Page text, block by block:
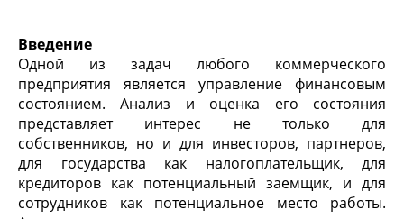
Введение
Одной из задач любого коммерческого
предприятия является управление финансовым
состоянием. Анализ и оценка его состояния
представляет интерес не только для
собственников, но и для инвесторов, партнеров,
для государства как налогоплательщик, для
кредиторов как потенциальный заемщик, и для
сотрудников как потенциальное место работы.